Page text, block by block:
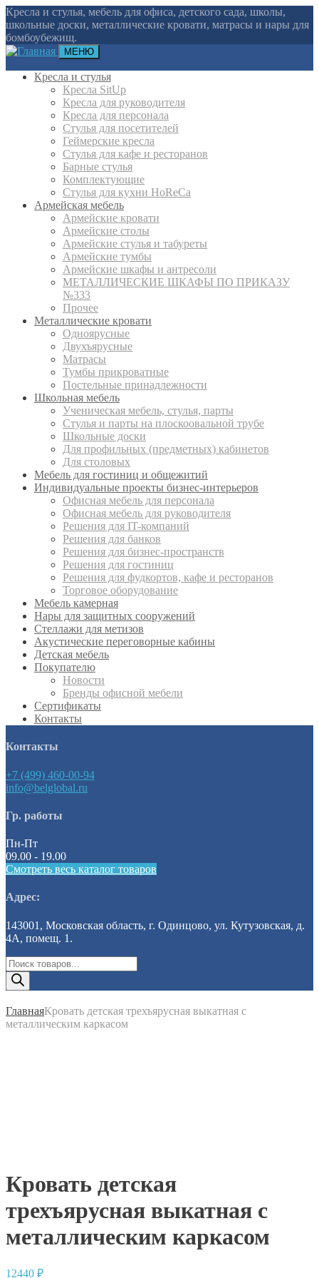
Кресла и стулья, мебель для офиса, детского сада, школы,
школьные доски, металлические кровати, матрасы и нары для
бомбоубежищ.
МЕНЮ
Кресла и стулья
Кресла SitUp
Кресла для руководителя
Кресла для персонала
Стулья для посетителей
Геймерские кресла
Cтулья для кафе и ресторанов
Барные стулья
Комплектующие
Стулья для кухни HoReCa
Армейская мебель
Армейские кровати
Армейские столы
Армейские стулья и табуреты
Армейские тумбы
Армейские шкафы и антресоли
МЕТАЛЛИЧЕСКИЕ ШКАФЫ ПО ПРИКАЗУ
№333
Прочее
Металлические кровати
Одноярусные
Двухъярусные
Матрасы
Тумбы прикроватные
Постельные принадлежности
Школьная мебель
Ученическая мебель, стулья, парты
Стулья и парты на плоскоовальной трубе
Школьные доски
Для профильных (предметных) кабинетов
Для столовых
Мебель для гостиниц и общежитий
Индивидуальные проекты бизнес-интерьеров
Офисная мебель для персонала
Офисная мебель для руководителя
Решения для IT-компаний
Решения для банков
Решения для бизнес-пространств
Решения для гостиниц
Решения для фудкортов, кафе и ресторанов
Торговое оборудование
Мебель камерная
Нары для защитных сооружений
Стеллажи для метизов
Акустические переговорные кабины
Детская мебель
Покупателю
Новости
Бренды офисной мебели
Сертификаты
Контакты
Контакты
+7 (499) 460-00-94
info@belglobal.ru
Гр. работы
Пн-Пт
09.00 - 19.00
Смотреть весь каталог товаров
Адрес:
143001, Московская область, г. Одинцово, ул. Кутузовская, д.
4А, помещ. 1.
Поиск
товаров
ГлавнаяКровать детская трехъярусная выкатная с
металлическим каркасом
Кровать детская
трехъярусная выкатная с
металлическим каркасом
12440 ₽